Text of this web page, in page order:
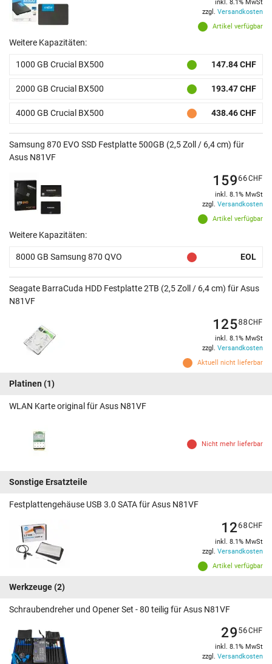
Artikel verfügbar
inkl. 8.1% MwSt
zzgl. Versandkosten
Weitere Kapazitäten:
1000 GB Crucial BX500 147.84 CHF
2000 GB Crucial BX500 193.47 CHF
4000 GB Crucial BX500 438.46 CHF
Samsung 870 EVO SSD Festplatte 500GB (2,5 Zoll / 6,4 cm) für
Asus N81VF
Artikel verfügbar
15966CHF
inkl. 8.1% MwSt
zzgl. Versandkosten
Weitere Kapazitäten:
8000 GB Samsung 870 QVO EOL
Seagate BarraCuda HDD Festplatte 2TB (2,5 Zoll / 6,4 cm) für Asus
N81VF
Aktuell nicht lieferbar
12588CHF
inkl. 8.1% MwSt
zzgl. Versandkosten
Platinen (1)
WLAN Karte original für Asus N81VF
Nicht mehr lieferbar
Sonstige Ersatzteile
Festplattengehäuse USB 3.0 SATA für Asus N81VF
Artikel verfügbar
1268CHF
inkl. 8.1% MwSt
zzgl. Versandkosten
Werkzeuge(2)
Schraubendreher und Opener Set - 80 teilig für Asus N81VF
2956CHF
inkl. 8.1% MwSt
zzgl. Versandkosten